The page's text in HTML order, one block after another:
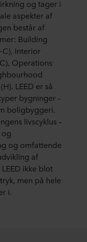
og tager i
aspekter af
består af
Building
Interior
Operations
LEED er så
bygninger –
boligbyggeri.
livscyklus –
og omfattende
af
ikke blot
men på hele
i.